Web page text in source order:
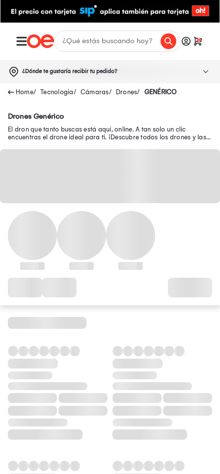
0
¿Dónde te gustaría recibir tu pedido?
Tecnologia Cámaras Drones GENÉRICO
Drones Genérico
El dron que tanto buscas está aquí, online. A tan solo un clic
encuentras el drone ideal para ti. ¡Descubre todos los drones y las